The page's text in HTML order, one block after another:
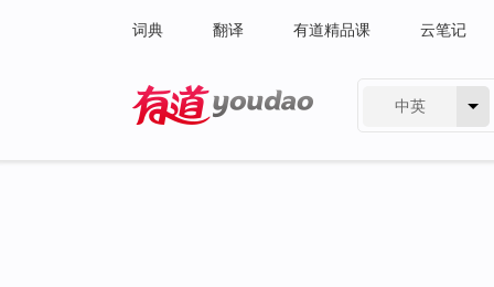
词典 翻译 有道精品课 云笔记
中英